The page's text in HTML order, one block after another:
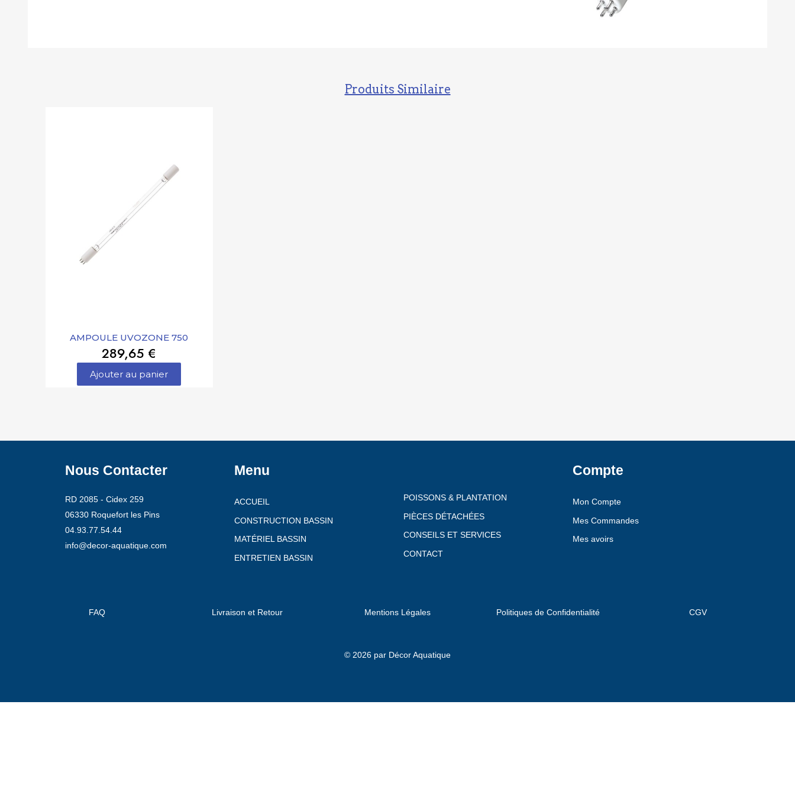
Produits Similaire
AMPOULE UVOZONE 750
289,65 €
Ajouter au panier
Nous Contacter
RD 2085 - Cidex 259
06330 Roquefort les Pins
04.93.77.54.44
info@decor-aquatique.com
Menu
ACCUEIL
CONSTRUCTION BASSIN
MATÉRIEL BASSIN
ENTRETIEN BASSIN
POISSONS & PLANTATION
PIÈCES DÉTACHÉES
CONSEILS ET SERVICES
CONTACT
Compte
Mon Compte
Mes Commandes
Mes avoirs
FAQ Livraison et Retour Mentions Légales Politiques de Confidentialité CGV
© 2026 par Décor Aquatique